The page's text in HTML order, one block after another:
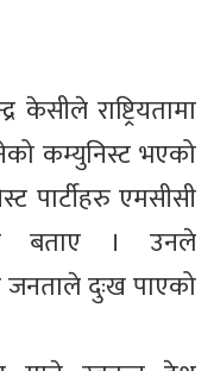
केसीले राष्ट्रियतामा
कम्युनिस्ट भएको
पार्टीहरु एमसीसी
बताए । उनले
दुःख पाएको